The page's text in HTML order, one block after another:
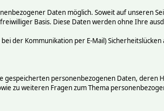
Daten möglich. Soweit auf unseren
Basis. Diese Daten werden ohne Ihre
der Kommunikation per E-Mail)
gespeicherten personenbezogenen Daten,
zu weiteren Fragen zum Thema